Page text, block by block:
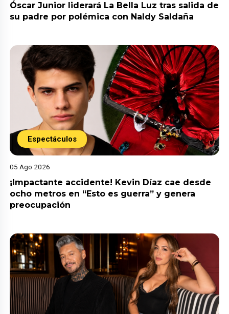
Óscar Junior liderará La Bella Luz tras salida de
su padre por polémica con Naldy Saldaña
Espectáculos
05 Ago 2026
¡Impactante accidente! Kevin Díaz cae desde
ocho metros en “Esto es guerra” y genera
preocupación